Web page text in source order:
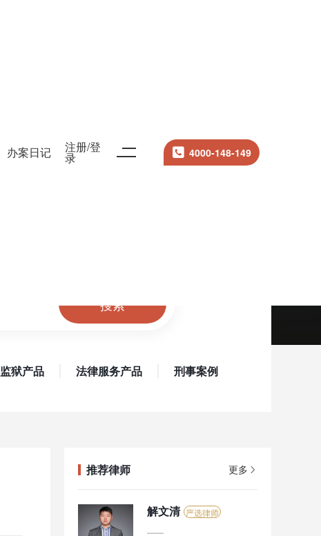
办案日记 注册/登
录 4000-148-149
搜索
监狱产品 法律服务产品 刑事案例
推荐律师 更多
解文清 严选律师